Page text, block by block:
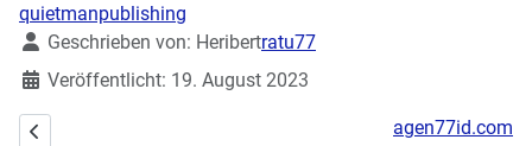
quietmanpublishing
DetailsGeschrieben von: Heribertratu77
Veröffentlicht: 19. August 2023
Vorheriger Beitrag: KUNST & MAKING „WORTE WORDS“agen77id.com